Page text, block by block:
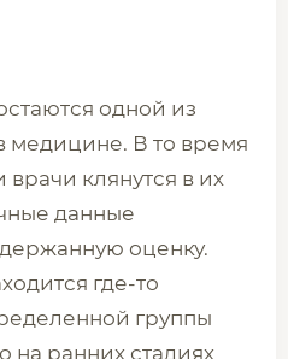
одной из
медицине. В то время
клянутся в их
данные
оценку.
где-то
группы
на ранних стадиях